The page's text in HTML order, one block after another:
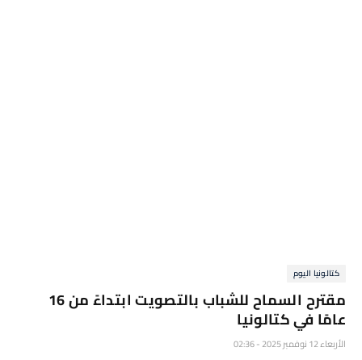
كتالونيا اليوم
مقترح السماح للشباب بالتصويت ابتداءً من 16
عامًا في كتالونيا
الأربعاء 12 نوفمبر 2025 - 02:36